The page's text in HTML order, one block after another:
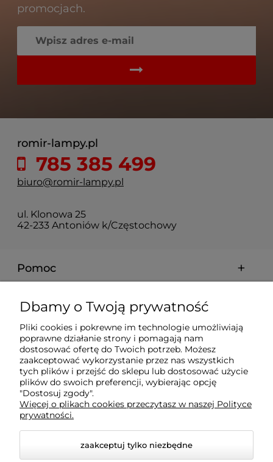
promocjach.
romir-lampy.pl
785 385 499
biuro@romir-lampy.pl
ul. Klonowa 25
42-233 Antoniów k/Częstochowy
Pomoc
Moje konto
Płatności i dostawa
Informacje
O nas
Dbamy o Twoją prywatność
Pliki cookies i pokrewne im technologie umożliwiają
poprawne działanie strony i pomagają nam
dostosować ofertę do Twoich potrzeb. Możesz
zaakceptować wykorzystanie przez nas wszystkich
tych plików i przejść do sklepu lub dostosować użycie
plików do swoich preferencji, wybierając opcję
"Dostosuj zgody".
Więcej o plikach cookies przeczytasz w naszej Polityce
prywatności.
zaakceptuj tylko niezbędne